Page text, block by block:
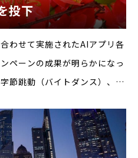
投下
わせて実施されたAIアプリ各
ペーンの成果が明らかになっ
節跳動（バイトダンス）、百
利用回数は数十億規模にア